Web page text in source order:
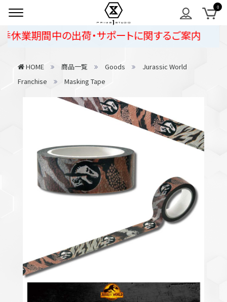
期間中の出荷・サポートに関するご案内
HOME 商品一覧 Goods
Jurassic World
Franchise
Masking Tape